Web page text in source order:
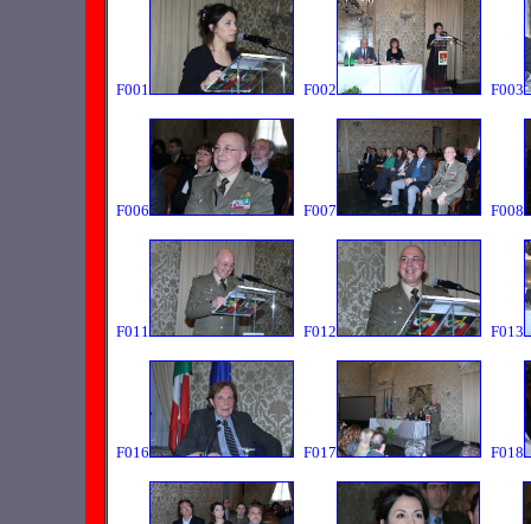
F001 F002 F003
F006 F007 F008
F011 F012 F013
F016 F017 F018